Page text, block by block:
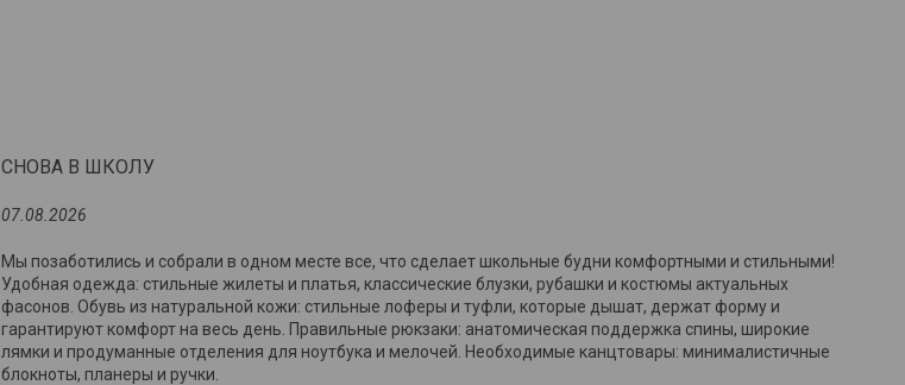
СНОВА В ШКОЛУ
07.08.2026
Мы позаботились и собрали в одном месте все, что сделает школьные будни комфортными и стильными!
Удобная одежда: стильные жилеты и платья, классические блузки, рубашки и костюмы актуальных
фасонов. Обувь из натуральной кожи: стильные лоферы и туфли, которые дышат, держат форму и
гарантируют комфорт на весь день. Правильные рюкзаки: анатомическая поддержка спины, широкие
лямки и продуманные отделения для ноутбука и мелочей. Необходимые канцтовары: минималистичные
блокноты, планеры и ручки.